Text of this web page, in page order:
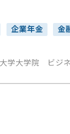
企業年金 金
学大学院 ビジ